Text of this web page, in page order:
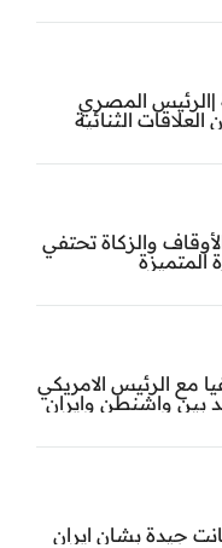
|الرئيس المصري
الثنائية
والزكاة تحتفي
المتميزة
امير قطر يبحث هاتفيا مع الرئيس الامريكي
جيدة بشان ايران